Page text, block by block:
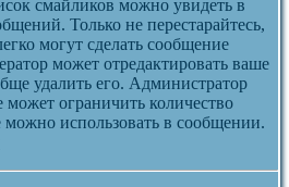
смайликов можно увидеть в
Только не перестарайтесь,
могут сделать сообщение
может отредактировать ваше
удалить его. Администратор
ограничить количество
можно использовать в сообщении.